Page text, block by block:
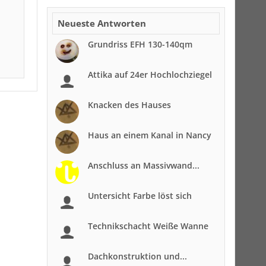
Neueste Antworten
Grundriss EFH 130-140qm
Attika auf 24er Hochlochziegel
Knacken des Hauses
Haus an einem Kanal in Nancy
Anschluss an Massivwand...
Untersicht Farbe löst sich
Technikschacht Weiße Wanne
Dachkonstruktion und...